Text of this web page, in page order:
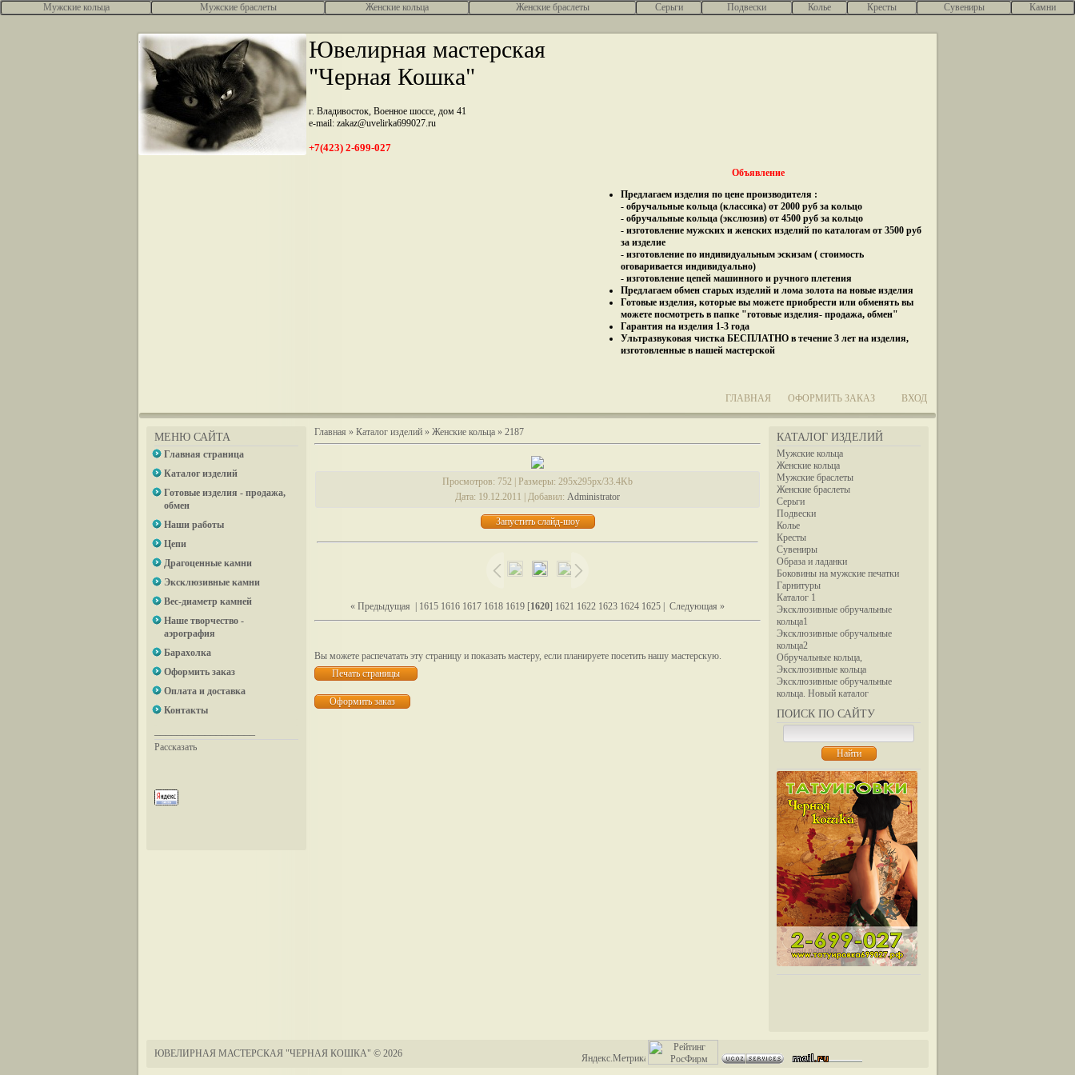
Мужские кольца Мужские браслеты Женcкие кольца Женские браслеты Серьги Подвески Колье Кресты Сувениры Камни
.
Ювелирная мастерская
"Черная Кошка"
г. Владивосток, Военное шоссе, дом 41
e-mail: zakaz@uvelirka699027.ru
+7(423) 2-699-027
Объявление
Предлагаем изделия по цене производителя :
- обручальные кольца (классика) от 2000 руб за кольцо
- обручальные кольца (экслюзив) от 4500 руб за кольцо
- изготовление мужских и женских изделий по каталогам от 3500 руб
за изделие
- изготовление по индивидуальным эскизам ( стоимость
оговаривается индивидуально)
- изготовление цепей машинного и ручного плетения
Предлагаем обмен старых изделий и лома золота на новые изделия
Готовые изделия, которые вы можете приобрести или обменять вы
можете посмотреть в папке "готовые изделия- продажа, обмен"
Гарантия на изделия 1-3 года
Ультразвуковая чистка БЕСПЛАТНО в течение 3 лет на изделия,
изготовленные в нашей мастерской
ГЛАВНАЯ ОФОРМИТЬ ЗАКАЗ ВХОД
МЕНЮ САЙТА
Главная страница
Каталог изделий
Готовые изделия - продажа,
обмен
Наши работы
Цепи
Драгоценные камни
Эксклюзивные камни
Вес-диаметр камней
Наше творчество -
аэрография
Барахолка
Оформить заказ
Оплата и доставка
Контакты
Рассказать
КАТАЛОГ ИЗДЕЛИЙ
Мужские кольца
Женские кольца
Мужские браслеты
Женские браслеты
Серьги
Подвески
Колье
Кресты
Сувениры
Образа и ладанки
Боковины на мужские печатки
Гарнитуры
Каталог 1
Эксклюзивные обручальные
кольца1
Эксклюзивные обручальные
кольца2
Обручальные кольца,
Эксклюзивные кольца
Эксклюзивные обручальные
кольца. Новый каталог
ПОИСК ПО САЙТУ
Главная » Каталог изделий » Женские кольца » 2187
Просмотров: 752 | Размеры: 295x295px/33.4Kb
Дата: 19.12.2011 | Добавил: Administrator
« Предыдущая 1615 1616 1617 1618 1619 [1620] 1621 1622 1623 1624 1625 Следующая »
Вы можете распечатать эту страницу и показать мастеру, если планируете посетить нашу мастерскую.
ЮВЕЛИРНАЯ МАСТЕРСКАЯ "ЧЕРНАЯ КОШКА" © 2026